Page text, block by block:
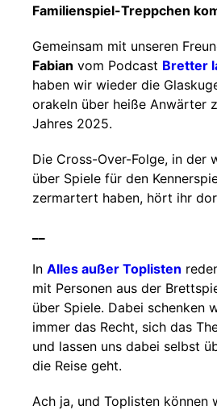
Familienspiel-Treppchen
Gemeinsam mit unseren
Fabian vom Podcast Bretter
haben wir wieder die
orakeln über heiße Anwärter
Jahres 2025.
Die Cross-Over-Folge, in der
über Spiele für den
zermartert haben, hört ihr
In Alles außer Toplisten
mit Personen aus der
über Spiele. Dabei schenken
immer das Recht, sich das
und lassen uns dabei selbst
die Reise geht.
Ach ja, und Toplisten können